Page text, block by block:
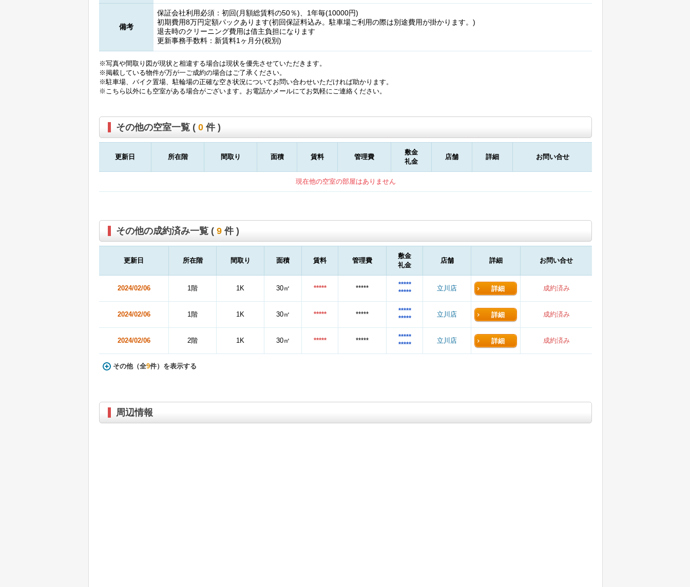
備考
保証会社利用必須：初回(月額総賃料の50％)、1年毎(10000円)
初期費用8万円定額パックあります(初回保証料込み。駐車場ご利用の際は別途費用が掛かります。)
退去時のクリーニング費用は借主負担になります
更新事務手数料：新賃料1ヶ月分(税別)
※写真や間取り図が現状と相違する場合は現状を優先させていただきます。
※掲載している物件が万が一ご成約の場合はご了承ください。
※駐車場、バイク置場、駐輪場の正確な空き状況についてお問い合わせいただければ助かります。
※こちら以外にも空室がある場合がございます。お電話かメールにてお気軽にご連絡ください。
その他の空室一覧 ( 0 件 )
更新日 所在階 間取り 面積 賃料 管理費
敷金
礼金
店舗 詳細 お問い合せ
現在他の空室の部屋はありません
その他の成約済み一覧 ( 9 件 )
更新日 所在階 間取り 面積 賃料 管理費
敷金
礼金
店舗 詳細 お問い合せ
2024/02/06 1階 1K 30㎡ ***** *****
*****
*****
立川店 詳細 成約済み
2024/02/06 1階 1K 30㎡ ***** *****
*****
*****
立川店 詳細 成約済み
2024/02/06 2階 1K 30㎡ ***** *****
*****
*****
立川店 詳細 成約済み
その他（全9件）を表示する
周辺情報